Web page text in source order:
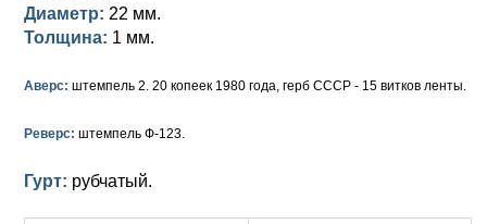
Для Речи Посполитой
Диаметр: 22 мм.
Толщина: 1 мм.
Аверс: штемпель 2. 20 копеек 1980 года, герб СССР - 15 витков ленты.
Реверс: штемпель Ф-123.
Гурт: рубчатый.